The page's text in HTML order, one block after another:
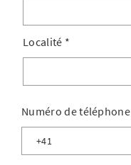
Localité *
Numéro de téléphone